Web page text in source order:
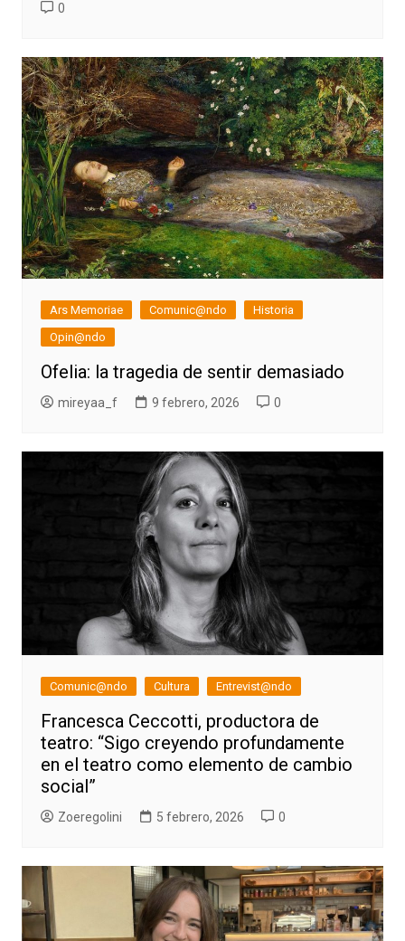
0
Ars Memoriae Comunic@ndo
Historia
Opin@ndo
Ofelia: la tragedia de sentir demasiado
mireyaa_f 9 febrero, 2026 0
Comunic@ndo Cultura Entrevist@ndo
Francesca Ceccotti, productora de
teatro: “Sigo creyendo profundamente
en el teatro como elemento de cambio
social”
Zoeregolini 5 febrero, 2026 0